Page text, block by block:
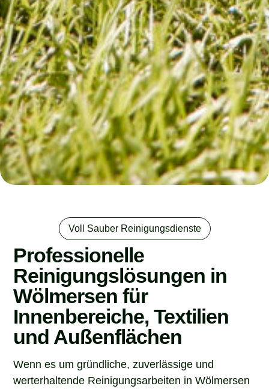
Voll Sauber Reinigungsdienste
Professionelle
Reinigungslösungen in
Wölmersen für
Innenbereiche, Textilien
und Außenflächen
Wenn es um gründliche, zuverlässige und
werterhaltende Reinigungsarbeiten in Wölmersen